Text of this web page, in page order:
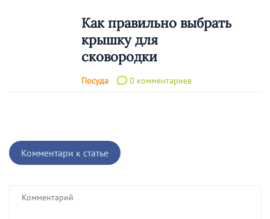
Как правильно выбрать
крышку для
сковородки
Посуда 0 комментариев
Комментари к статье